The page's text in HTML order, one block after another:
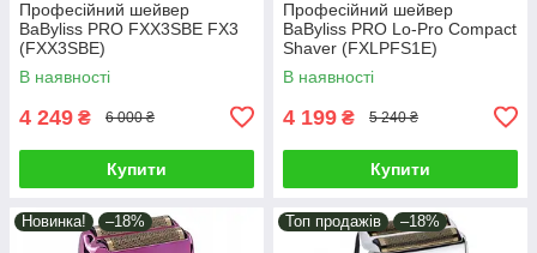
Професійний шейвер
BaByliss PRO FXX3SBE FX3
(FXX3SBE)
В наявності
4 249 ₴ 6 000 ₴
Купити
Професійний шейвер
BaByliss PRO Lo-Pro Compact
Shaver (FXLPFS1E)
В наявності
4 199 ₴ 5 240 ₴
Купити
Новинка! –18% Топ продажів –18%